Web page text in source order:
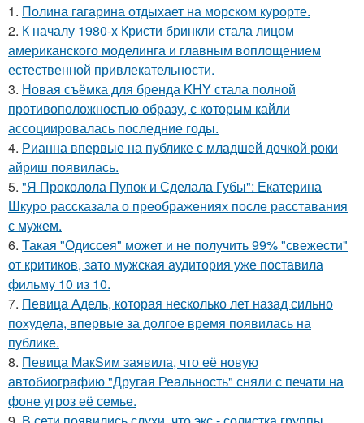
1. Полина гагарина отдыхает на морском курорте.
2. К началу 1980-х Кристи бринкли стала лицом
американского моделинга и главным воплощением
естественной привлекательности.
3. Новая съёмка для бренда KHY стала полной
противоположностью образу, с которым кайли
ассоциировалась последние годы.
4. Рианна впервые на публике с младшей дочкой роки
айриш появилась.
5. "Я Проколола Пупок и Сделала Губы": Екатерина
Шкуро рассказала о преображениях после расставания
с мужем.
6. Такая "Одиссея" может и не получить 99% "свежести"
от критиков, зато мужская аудитория уже поставила
фильму 10 из 10.
7. Певица Адель, которая несколько лет назад сильно
похудела, впервые за долгое время появилась на
публике.
8. Пeвица MакSим заявила, что её новую
автобиографию "Другая Реальность" сняли с печати на
фоне угроз её семье.